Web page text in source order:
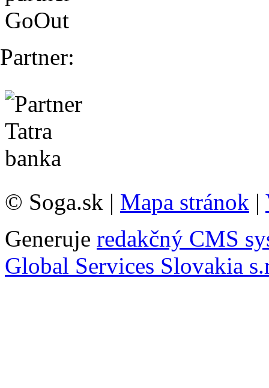
Partner:
© Soga.sk | Mapa stránok |
Generuje redakčný CMS
Global Services Slovakia